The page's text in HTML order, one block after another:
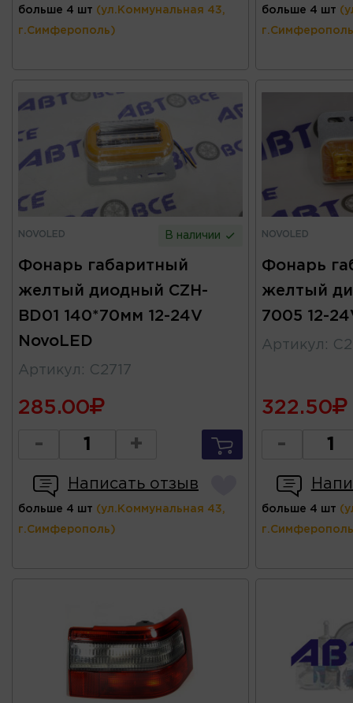
больше 4 шт (ул.Коммунальная 43,
г.Симферополь)
больше 4 шт
NOVOLED В наличии
Фонарь габаритный
желтый диодный CZH-
BD01 140*70мм 12-24V
NovoLED
Артикул : C2717
285.00
- +
Написать отзыв
больше 4 шт (ул.Коммунальная 43,
г.Симферополь)
NOVOLED
Фонарь
желтый
7005 12-
Артикул :
322.50
-
больше 4 шт